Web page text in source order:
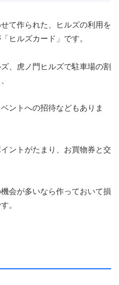
て作られた、ヒルズの利用を
ヒルズカード」です。
、虎ノ門ヒルズで駐車場の割
ントへの招待などもありま
ントがたまり、お買物券と交
会が多いなら作っておいて損
。